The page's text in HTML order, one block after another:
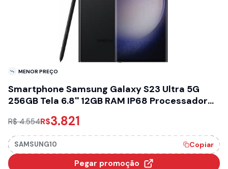
MENOR PREÇO
Smartphone Samsung Galaxy S23 Ultra 5G
256GB Tela 6.8'' 12GB RAM IP68 Processador
Quádrupla de até 200MP + Selfie 12MP - Preto
R$ 4.554R$3.821
SAMSUNG10 Copiar
Pegar promoção